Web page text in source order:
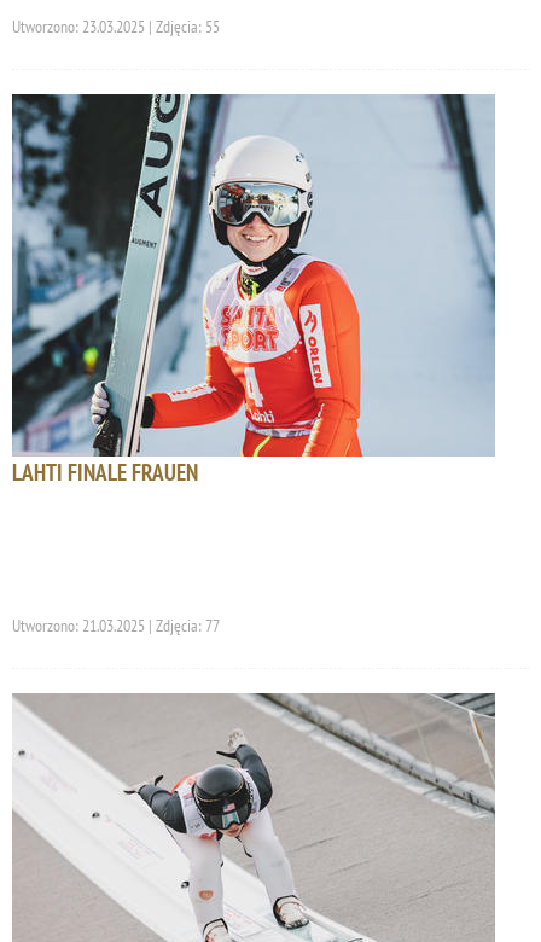
Utworzono: 23.03.2025 | Zdjęcia: 55
LAHTI FINALE FRAUEN
Utworzono: 21.03.2025 | Zdjęcia: 77